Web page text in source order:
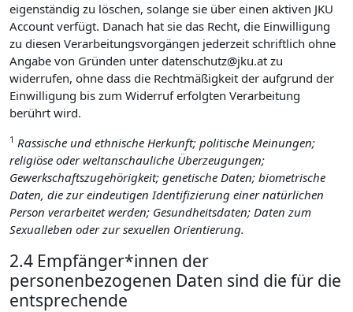
eigenständig zu löschen, solange sie über einen aktiven JKU
Account verfügt. Danach hat sie das Recht, die Einwilligung
zu diesen Verarbeitungsvorgängen jederzeit schriftlich ohne
Angabe von Gründen unter datenschutz@jku.at zu
widerrufen, ohne dass die Rechtmäßigkeit der aufgrund der
Einwilligung bis zum Widerruf erfolgten Verarbeitung
berührt wird.
1 Rassische und ethnische Herkunft; politische Meinungen;
religiöse oder weltanschauliche Überzeugungen;
Gewerkschaftszugehörigkeit; genetische Daten; biometrische
Daten, die zur eindeutigen Identifizierung einer natürlichen
Person verarbeitet werden; Gesundheitsdaten; Daten zum
Sexualleben oder zur sexuellen Orientierung.
2.4 Empfänger*innen der
personenbezogenen Daten sind die für die
entsprechende